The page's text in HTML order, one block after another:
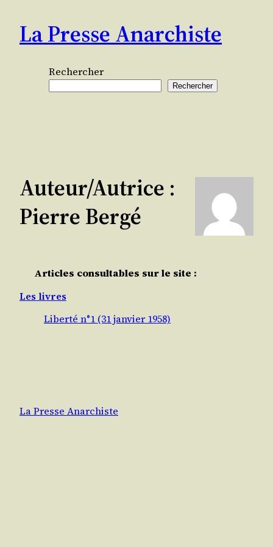
contenu
La Presse Anarchiste
Rechercher
Rechercher
Auteur/autrice :
Pierre Bergé
Articles consultables sur le site :
Les livres
Liberté n°1 (31 janvier 1958)
La Presse Anarchiste